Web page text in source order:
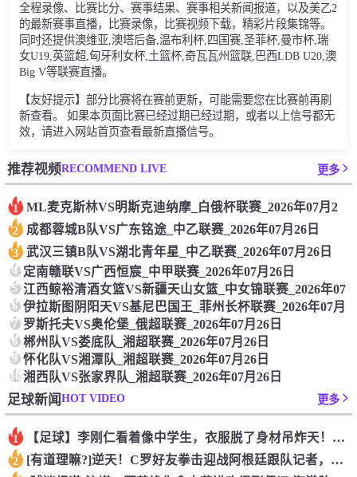
全程录像、比赛比分、赛事结果、赛事相关新闻报道，以及美乙2
的最新赛事直播，比赛录像，比赛视频下载，精彩片段集锦等。
同时还提供澳维亚,澳塔后备,温布利杯,四国赛,圣菲杯,曼市杯,瑞
女U19,英篮超,匈牙利女杯,土篮杯,奇瓦瓦州篮联,巴西LDB U20,澳
Big V等联赛直播。
【友好提示】部分比赛将在赛前更新，可能需要您在比赛前再刷
新查看。 如果本页面比赛已经过期已经过期，或者以上信号都无
效，请进入网站首页查看最新直播信号。
推荐视频RECOMMEND LIVE 更多
1 ML麦克斯林VS明斯克迪纳摩_白俄杯联赛_2026年07月2
2 成都蓉城B队VS广东铭途_中乙联赛_2026年07月26日
3 武汉三镇B队VS湖北青年星_中乙联赛_2026年07月26日
4 定南赣联VS广西恒宸_中甲联赛_2026年07月26日
5 江西鲸裕清酒女篮VS新疆天山女篮_中女锦联赛_2026年07
6 伊拉斯图阴阳天VS基尼巴国王_菲州长杯联赛_2026年07月
7 罗斯托夫VS奥伦堡_俄超联赛_2026年07月26日
8 郴州队VS娄底队_湘超联赛_2026年07月26日
9 怀化队VS湘潭队_湘超联赛_2026年07月26日
10湘西队VS张家界队_湘超联赛_2026年07月26日
足球新闻HOT VIDEO 更多
1 【足球】李刚仁看着像中学生，衣服脱了身材吊炸天！怪不得对抗上
2 [有道理嘛?]逆天！C罗好友拳击迎战阿根廷跟队记者，C罗好友